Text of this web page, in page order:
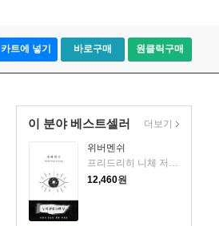
카트에 넣기 바로구매 원클릭구매
이 분야 베스트셀러
위버멘쉬
프리드리히 니체 저/어나니머스 역
12,460원
더보기